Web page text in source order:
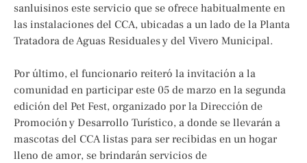
sanluisinos este servicio que se ofrece habitualmente en
las instalaciones del CCA, ubicadas a un lado de la Planta
Tratadora de Aguas Residuales y del Vivero Municipal.
Por último, el funcionario reiteró la invitación a la
comunidad en participar este 05 de marzo en la segunda
edición del Pet Fest, organizado por la Dirección de
Promoción y Desarrollo Turístico, a donde se llevarán a
mascotas del CCA listas para ser recibidas en un hogar
lleno de amor, se brindarán servicios de